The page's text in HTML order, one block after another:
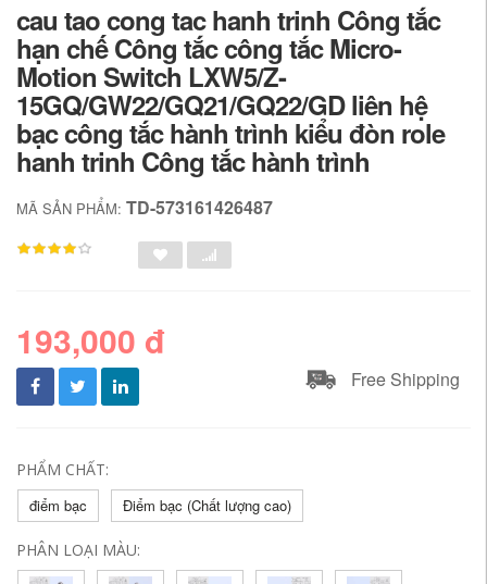
cau tao cong tac hanh trinh Công tắc
hạn chế Công tắc công tắc Micro-
Motion Switch LXW5/Z-
15GQ/GW22/GQ21/GQ22/GD liên hệ
bạc công tắc hành trình kiểu đòn role
hanh trinh Công tắc hành trình
MÃ SẢN PHẨM: TD-573161426487
193,000 đ
Free Shipping
PHẨM CHẤT:
điểm bạc
Điểm bạc (Chất lượng cao)
PHÂN LOẠI MÀU: